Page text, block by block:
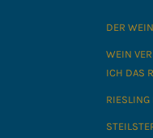
DER
WEIN
ICH DAS
RIESLING